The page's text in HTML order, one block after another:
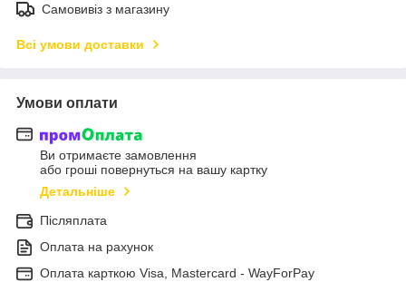
Самовивіз з магазину
Всі умови доставки
Умови оплати
Ви отримаєте замовлення
або гроші повернуться на вашу картку
Детальніше
Післяплата
Оплата на рахунок
Оплата карткою Visa, Mastercard - WayForPay